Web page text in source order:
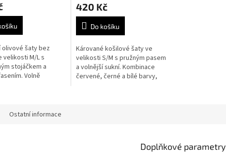
olivové šaty bez
velikosti M/L s
stojáčkem a
Volně
420 Kč
Do košíku
Kárované košilové šaty ve
velikosti S/M s pružným pasem
a volnější sukní. Kombinace
červené, černé a bílé barvy,
Ostatní informace
Doplňkové parametry